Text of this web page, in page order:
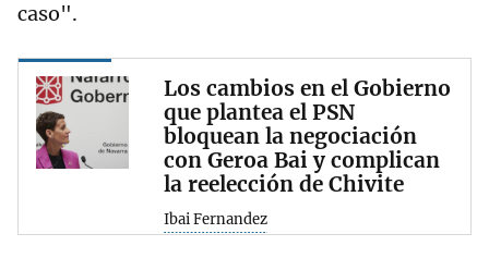
caso".
Los cambios en el Gobierno
que plantea el PSN
bloquean la negociación
con Geroa Bai y complican
la reelección de Chivite
Ibai Fernandez